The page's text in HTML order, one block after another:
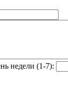
недели (1-7):